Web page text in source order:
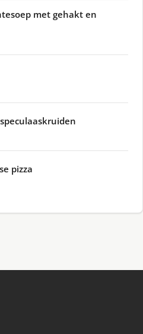
met gehakt en
pizza